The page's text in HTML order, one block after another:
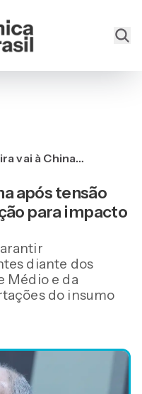
vai à China
para
agronegócio
após tensão
para impacto
diante dos
Médio e da
do insumo